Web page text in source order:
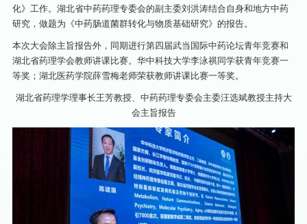
化》工作。湖北省中药药理专委会的副主委刘洪涛结合自身和地方中药
研究，做题为《中药肠道菌群转化与物质基础研究》的报告。
本次大会除主旨报告外，同期进行第四届武当国际中药论坛青年竞赛和
湖北省药理学会教师讲课比赛。华中科技大学李泳祺同学获青年竞赛一
等奖；湖北医药学院薛雪梅老师荣获教师讲课比赛一等奖。
湖北省药理学理事长王芳教授、中药药理专委会主委汪选斌教授主持大
会主旨报告